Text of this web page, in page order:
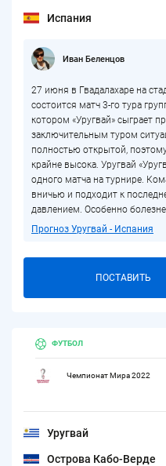
Испания
Иван Беленцов
27 июня в Гвадалахаре на
состоится матч 3-го тура
котором «Уругвай» сыграет
заключительным туром
полностью открытой,
крайне высока. Уругвай
одного матча на турнире.
вничью и подходит к
давлением. Особенно
Прогноз Уругвай - Испания
ПОСТАВИТЬ
ФУТБОЛ
Чемпионат Мира 2022
Уругвай
Острова Кабо-Верде